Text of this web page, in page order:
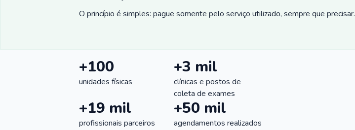
O princípio é simples: pague somente pelo serviço utilizado, sempre que precisar.
+100
unidades físicas
+3 mil
clínicas e postos de
coleta de exames
+19 mil
profissionais parceiros
+50 mil
agendamentos realizados